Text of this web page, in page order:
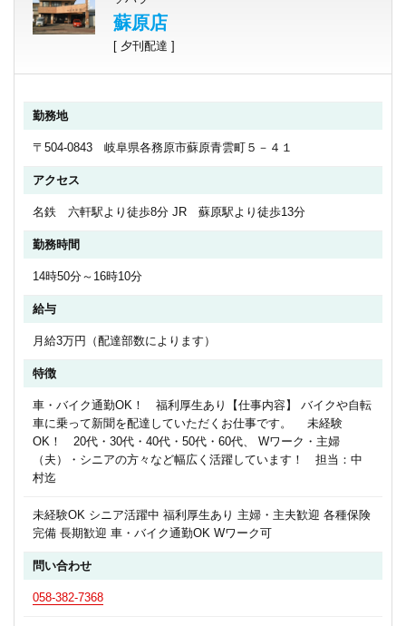
蘇原店
[ 夕刊配達 ]
勤務地
〒504-0843 岐阜県各務原市蘇原青雲町５－４１
アクセス
名鉄 六軒駅より徒歩8分 JR 蘇原駅より徒歩13分
勤務時間
14時50分～16時10分
給与
月給3万円（配達部数によります）
特徴
車・バイク通勤OK！ 福利厚生あり【仕事内容】 バイクや自転
車に乗って新聞を配達していただくお仕事です。 未経験
OK！ 20代・30代・40代・50代・60代、 Wワーク・主婦
（夫）・シニアの方々など幅広く活躍しています！ 担当：中
村迄
未経験OK シニア活躍中 福利厚生あり 主婦・主夫歓迎 各種保険
完備 長期歓迎 車・バイク通勤OK Wワーク可
問い合わせ
058-382-7368